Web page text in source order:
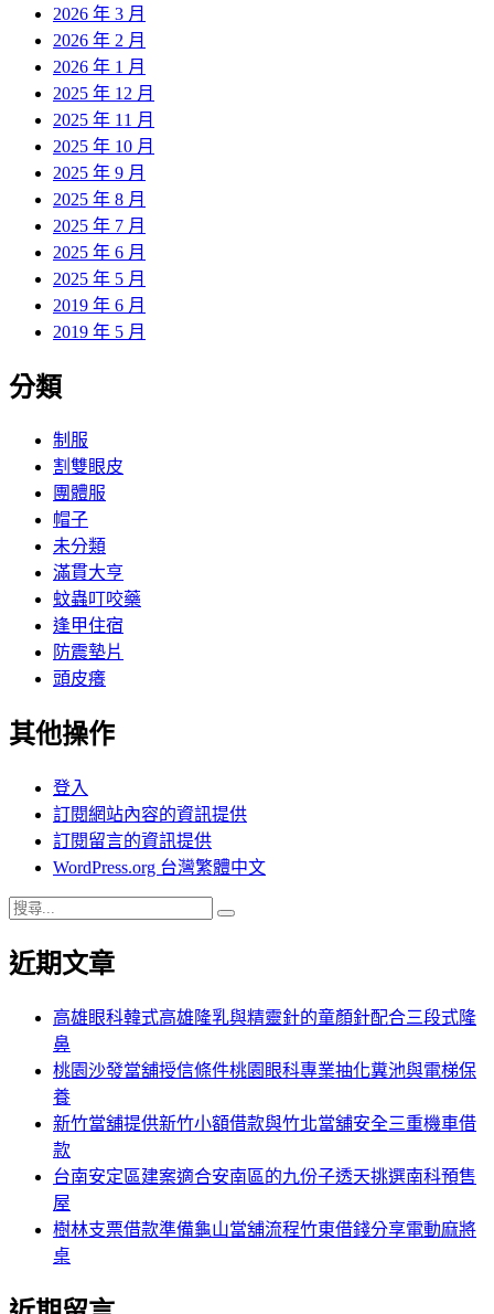
2026 年 3 月
2026 年 2 月
2026 年 1 月
2025 年 12 月
2025 年 11 月
2025 年 10 月
2025 年 9 月
2025 年 8 月
2025 年 7 月
2025 年 6 月
2025 年 5 月
2019 年 6 月
2019 年 5 月
分類
制服
割雙眼皮
團體服
帽子
未分類
滿貫大亨
蚊蟲叮咬藥
逢甲住宿
防震墊片
頭皮癢
其他操作
登入
訂閱網站內容的資訊提供
訂閱留言的資訊提供
WordPress.org 台灣繁體中文
搜
關
近期文章
高雄眼科韓式高雄隆乳與精靈針的童顏針配合三段式隆
鼻
桃園沙發當舖授信條件桃園眼科專業抽化糞池與電梯保
養
新竹當舖提供新竹小額借款與竹北當舖安全三重機車借
款
台南安定區建案適合安南區的九份子透天挑選南科預售
屋
樹林支票借款準備龜山當舖流程竹東借錢分享電動麻將
桌